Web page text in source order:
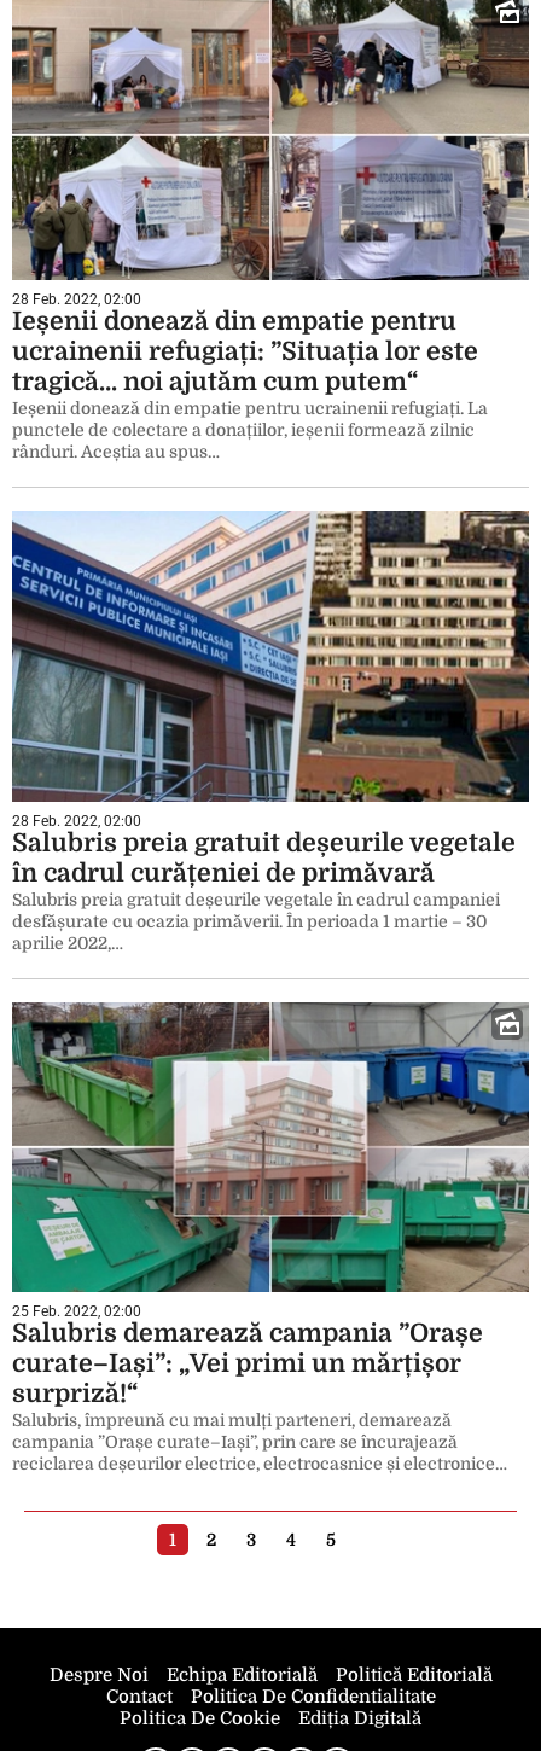
28 Feb. 2022, 02:00
Ieșenii donează din empatie pentru
ucrainenii refugiați: ”Situația lor este
tragică… noi ajutăm cum putem“
Ieșenii donează din empatie pentru ucrainenii refugiați. La
punctele de colectare a donațiilor, ieșenii formează zilnic
rânduri. Aceștia au spus…
28 Feb. 2022, 02:00
Salubris preia gratuit deșeurile vegetale
în cadrul curățeniei de primăvară
Salubris preia gratuit deșeurile vegetale în cadrul campaniei
desfășurate cu ocazia primăverii. În perioada 1 martie – 30
aprilie 2022,…
25 Feb. 2022, 02:00
Salubris demarează campania ”Orașe
curate–Iași”: „Vei primi un mărțișor
surpriză!“
Salubris, împreună cu mai mulți parteneri, demarează
campania ”Orașe curate–Iași”, prin care se încurajează
reciclarea deșeurilor electrice, electrocasnice și electronice…
1 2 3 4 5
Despre Noi Echipa Editorială
Politică Editorială
Contact
Politica De Confidentialitate
Politica De Cookie
Ediția Digitală